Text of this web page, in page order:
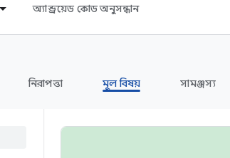
অ্যান্ড্রয়েড কোড অনুসন্ধান
নিরাপত্তা মূল বিষয় সামঞ্জস্য